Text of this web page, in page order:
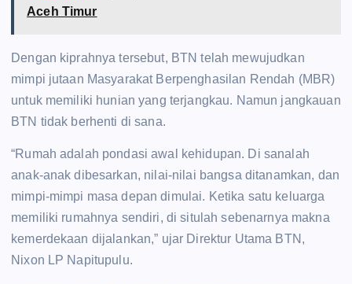
Aceh Timur
Dengan kiprahnya tersebut, BTN telah mewujudkan
mimpi jutaan Masyarakat Berpenghasilan Rendah (MBR)
untuk memiliki hunian yang terjangkau. Namun jangkauan
BTN tidak berhenti di sana.
“Rumah adalah pondasi awal kehidupan. Di sanalah
anak-anak dibesarkan, nilai-nilai bangsa ditanamkan, dan
mimpi-mimpi masa depan dimulai. Ketika satu keluarga
memiliki rumahnya sendiri, di situlah sebenarnya makna
kemerdekaan dijalankan,” ujar Direktur Utama BTN,
Nixon LP Napitupulu.